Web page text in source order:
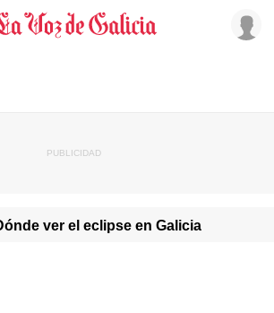
ver el eclipse en Galicia